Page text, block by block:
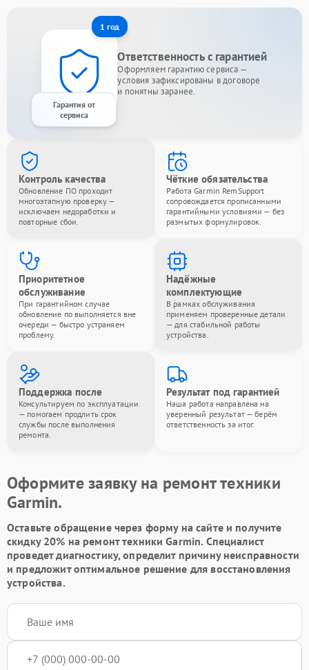
1 год
Гарантия от
сервиса
Ответственность с гарантией
Оформляем гарантию сервиса —
условия зафиксированы в договоре
и понятны заранее.
Контроль качества
Обновление ПО проходит
многоэтапную проверку —
исключаем недоработки и
повторные сбои.
Чёткие обязательства
Работа Garmin RemSupport
сопровождается прописанными
гарантийными условиями — без
размытых формулировок.
Приоритетное
обслуживание
При гарантийном случае
обновление по выполняется вне
очереди — быстро устраняем
проблему.
Надёжные
комплектующие
В рамках обслуживания
применяем проверенные детали
— для стабильной работы
устройства.
Поддержка после
Консультируем по эксплуатации
— помогаем продлить срок
службы после выполнения
ремонта.
Результат под гарантией
Наша работа направлена на
уверенный результат — берём
ответственность за итог.
Оформите заявку на ремонт техники
Garmin.
Оставьте обращение через форму на сайте и получите
скидку 20% на ремонт техники Garmin. Специалист
проведет диагностику, определит причину неисправности
и предложит оптимальное решение для восстановления
устройства.